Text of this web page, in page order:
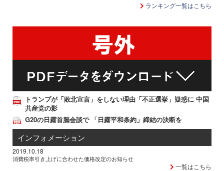
ランキング一覧はこちら
トランプが「敗北宣言」をしない理由「不正選挙」疑惑に 中国
共産党の影
G20の日露首脳会談で 「日露平和条約」締結の決断を
インフォメーション
2019.10.18
消費税率引き上げに合わせた価格改定のお知らせ
一覧はこちら